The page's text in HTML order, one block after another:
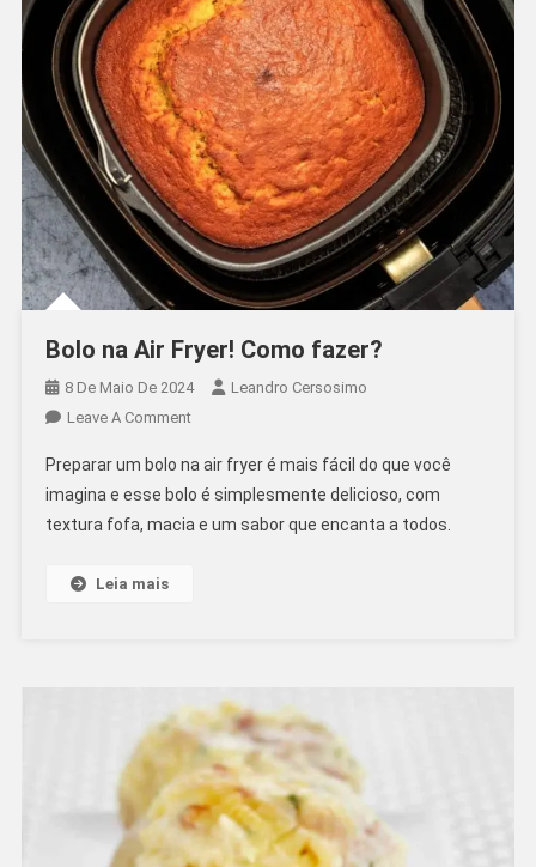
Bolo na Air Fryer! Como fazer?
8 De Maio De 2024
Leandro Cersosimo
Leave A CommentOn
Na
Air
Fryer!
Preparar um bolo na air fryer é mais fácil do que você
imagina e esse bolo é simplesmente delicioso, com
textura fofa, macia e um sabor que encanta a todos.
Leia mais